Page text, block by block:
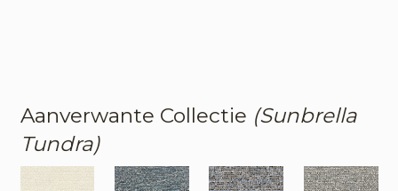
Aanverwante Collectie (Sunbrella
Tundra)